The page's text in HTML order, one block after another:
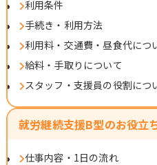
利用条件
手続き・利用方法
利用料・交通費・昼食代につ
給料・手取りについて
スタッフ・支援員の役割につ
就労継続支援B型のお役立
仕事内容・1日の流れ